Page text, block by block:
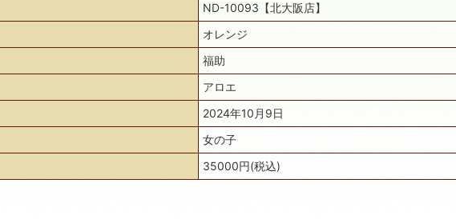
ND-10093【北大阪店】
オレンジ
福助
アロエ
2024年10月9日
女の子
35000円(税込)